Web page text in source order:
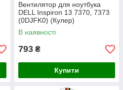
Вентилятор для ноутбука
DELL Inspiron 13 7370, 7373
(0DJFK0) (Кулер)
В наявності
793 ₴
Купити